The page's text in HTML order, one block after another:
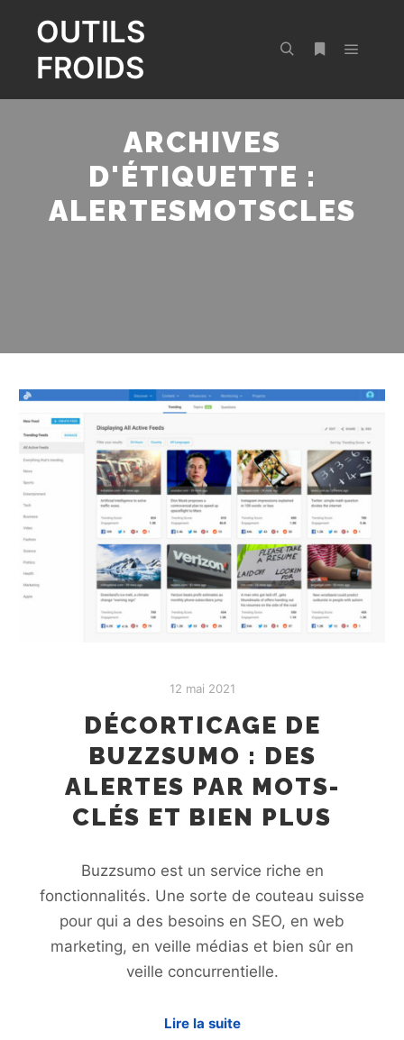
OUTILS
FROIDS
ARCHIVES
D'ÉTIQUETTE :
ALERTESMOTSCLES
12 mai 2021
DÉCORTICAGE DE
BUZZSUMO : DES
ALERTES PAR MOTS-
CLÉS ET BIEN PLUS
Buzzsumo est un service riche en
fonctionnalités. Une sorte de couteau suisse
pour qui a des besoins en SEO, en web
marketing, en veille médias et bien sûr en
veille concurrentielle.
Lire la suite